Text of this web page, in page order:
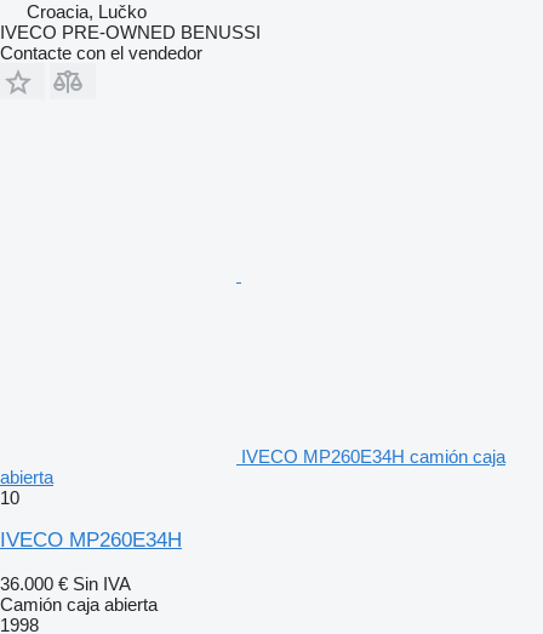
Croacia, Lučko
IVECO PRE-OWNED BENUSSI
Contacte con el vendedor
IVECO MP260E34H camión caja
abierta
10
IVECO MP260E34H
36.000 € Sin IVA
Camión caja abierta
1998